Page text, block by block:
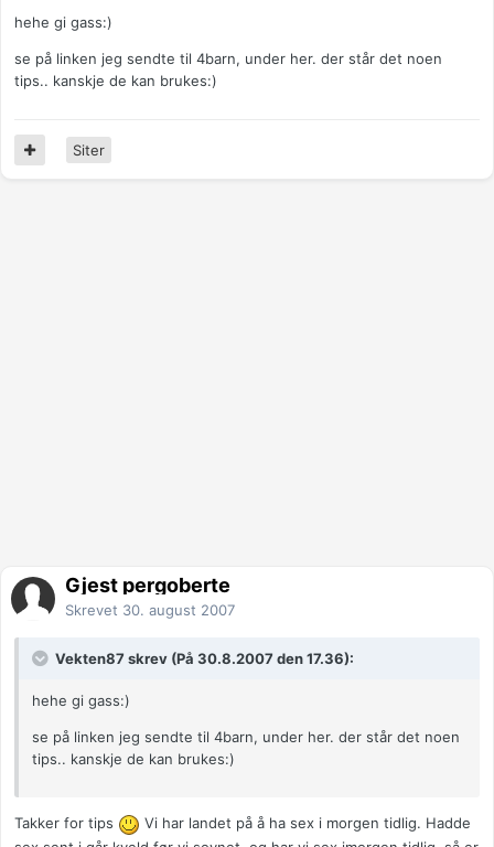
hehe gi gass:)
se på linken jeg sendte til 4barn, under her. der står det noen
tips.. kanskje de kan brukes:)
Siter
Gjest pergoberte
Skrevet 30. august 2007
Vekten87 skrev (På 30.8.2007 den 17.36):
hehe gi gass:)
se på linken jeg sendte til 4barn, under her. der står det noen
tips.. kanskje de kan brukes:)
Takker for tips
Vi har landet på å ha sex i morgen tidlig. Hadde